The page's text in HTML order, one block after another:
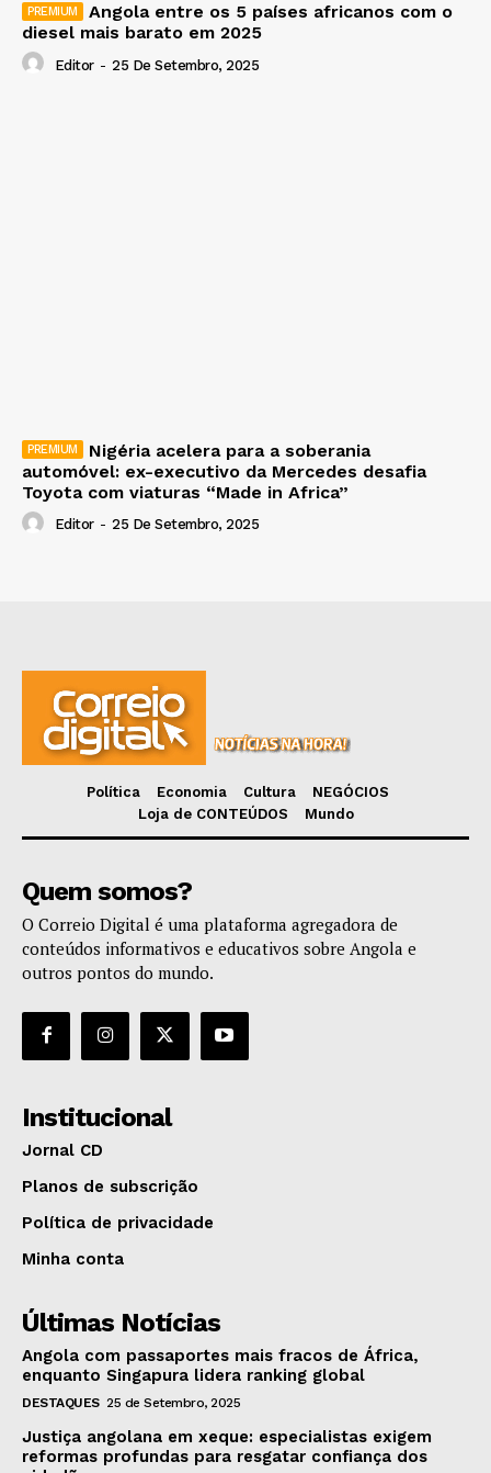
Angola entre os 5 países africanos com o
diesel mais barato em 2025
Editor - 25 De Setembro, 2025
Nigéria acelera para a soberania
automóvel: ex-executivo da Mercedes desafia
Toyota com viaturas “Made in Africa”
Editor - 25 De Setembro, 2025
Política Economia Cultura
NEGÓCIOS
Loja de CONTEÚDOS
Mundo
Quem somos?
O Correio Digital é uma plataforma agregadora de
conteúdos informativos e educativos sobre Angola e
outros pontos do mundo.
Institucional
Jornal CD
Planos de subscrição
Política de privacidade
Minha conta
Últimas Notícias
Angola com passaportes mais fracos de África,
enquanto Singapura lidera ranking global
DESTAQUES 25 de Setembro, 2025
Justiça angolana em xeque: especialistas exigem
reformas profundas para resgatar confiança dos